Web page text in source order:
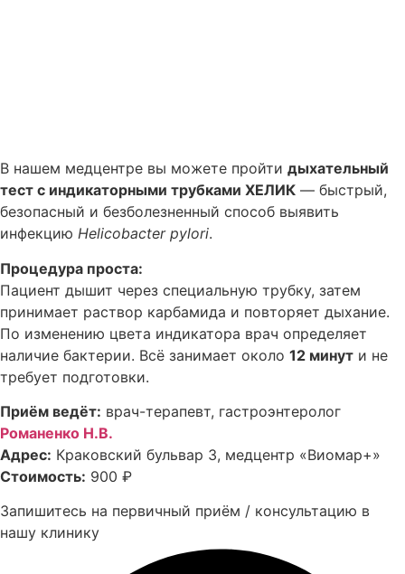
В нашем медцентре вы можете пройти дыхательный
тест с индикаторными трубками ХЕЛИК — быстрый,
безопасный и безболезненный способ выявить
инфекцию Helicobacter pylori.
Процедура проста:
Пациент дышит через специальную трубку, затем
принимает раствор карбамида и повторяет дыхание.
По изменению цвета индикатора врач определяет
наличие бактерии. Всё занимает около 12 минут и не
требует подготовки.
Приём ведёт: врач-терапевт, гастроэнтеролог
Романенко Н.В.
Адрес: Краковский бульвар 3, медцентр «Виомар+»
Стоимость: 900 ₽
Запишитесь на первичный приём / консультацию в
нашу клинику